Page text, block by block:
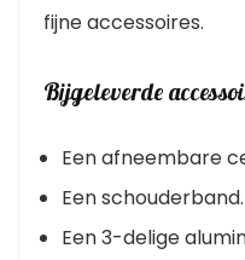
fijne accessoires.
Bijgeleverde
Een afneembare
Een schouderband.
Een 3-delige